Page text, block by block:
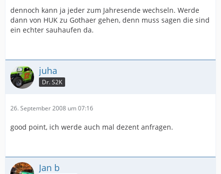
dennoch kann ja jeder zum Jahresende wechseln. Werde
dann von HUK zu Gothaer gehen, denn muss sagen die sind
ein echter sauhaufen da.
juha
Dr. S2K
26. September 2008 um 07:16
good point, ich werde auch mal dezent anfragen.
Jan b